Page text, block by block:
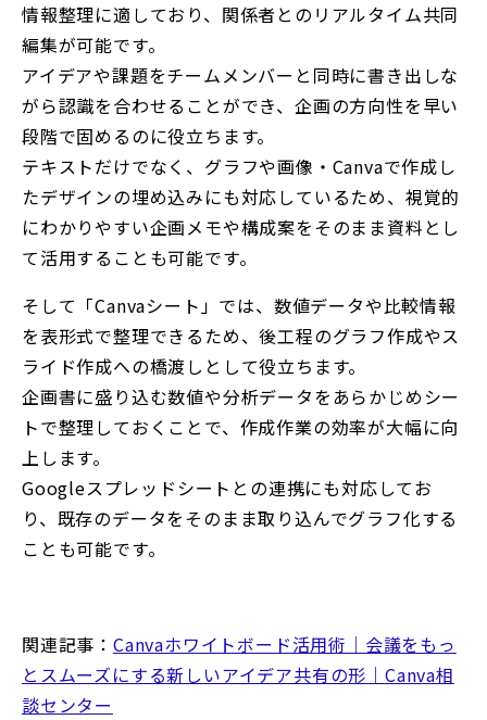
情報整理に適しており、関係者とのリアルタイム共同
編集が可能です。
アイデアや課題をチームメンバーと同時に書き出しな
がら認識を合わせることができ、企画の方向性を早い
段階で固めるのに役立ちます。
テキストだけでなく、グラフや画像・Canvaで作成し
たデザインの埋め込みにも対応しているため、視覚的
にわかりやすい企画メモや構成案をそのまま資料とし
て活用することも可能です。
そして「Canvaシート」では、数値データや比較情報
を表形式で整理できるため、後工程のグラフ作成やス
ライド作成への橋渡しとして役立ちます。
企画書に盛り込む数値や分析データをあらかじめシー
トで整理しておくことで、作成作業の効率が大幅に向
上します。
Googleスプレッドシートとの連携にも対応してお
り、既存のデータをそのまま取り込んでグラフ化する
ことも可能です。
関連記事： Canvaホワイトボード活用術｜会議をもっ
とスムーズにする新しいアイデア共有の形｜Canva相
談センター